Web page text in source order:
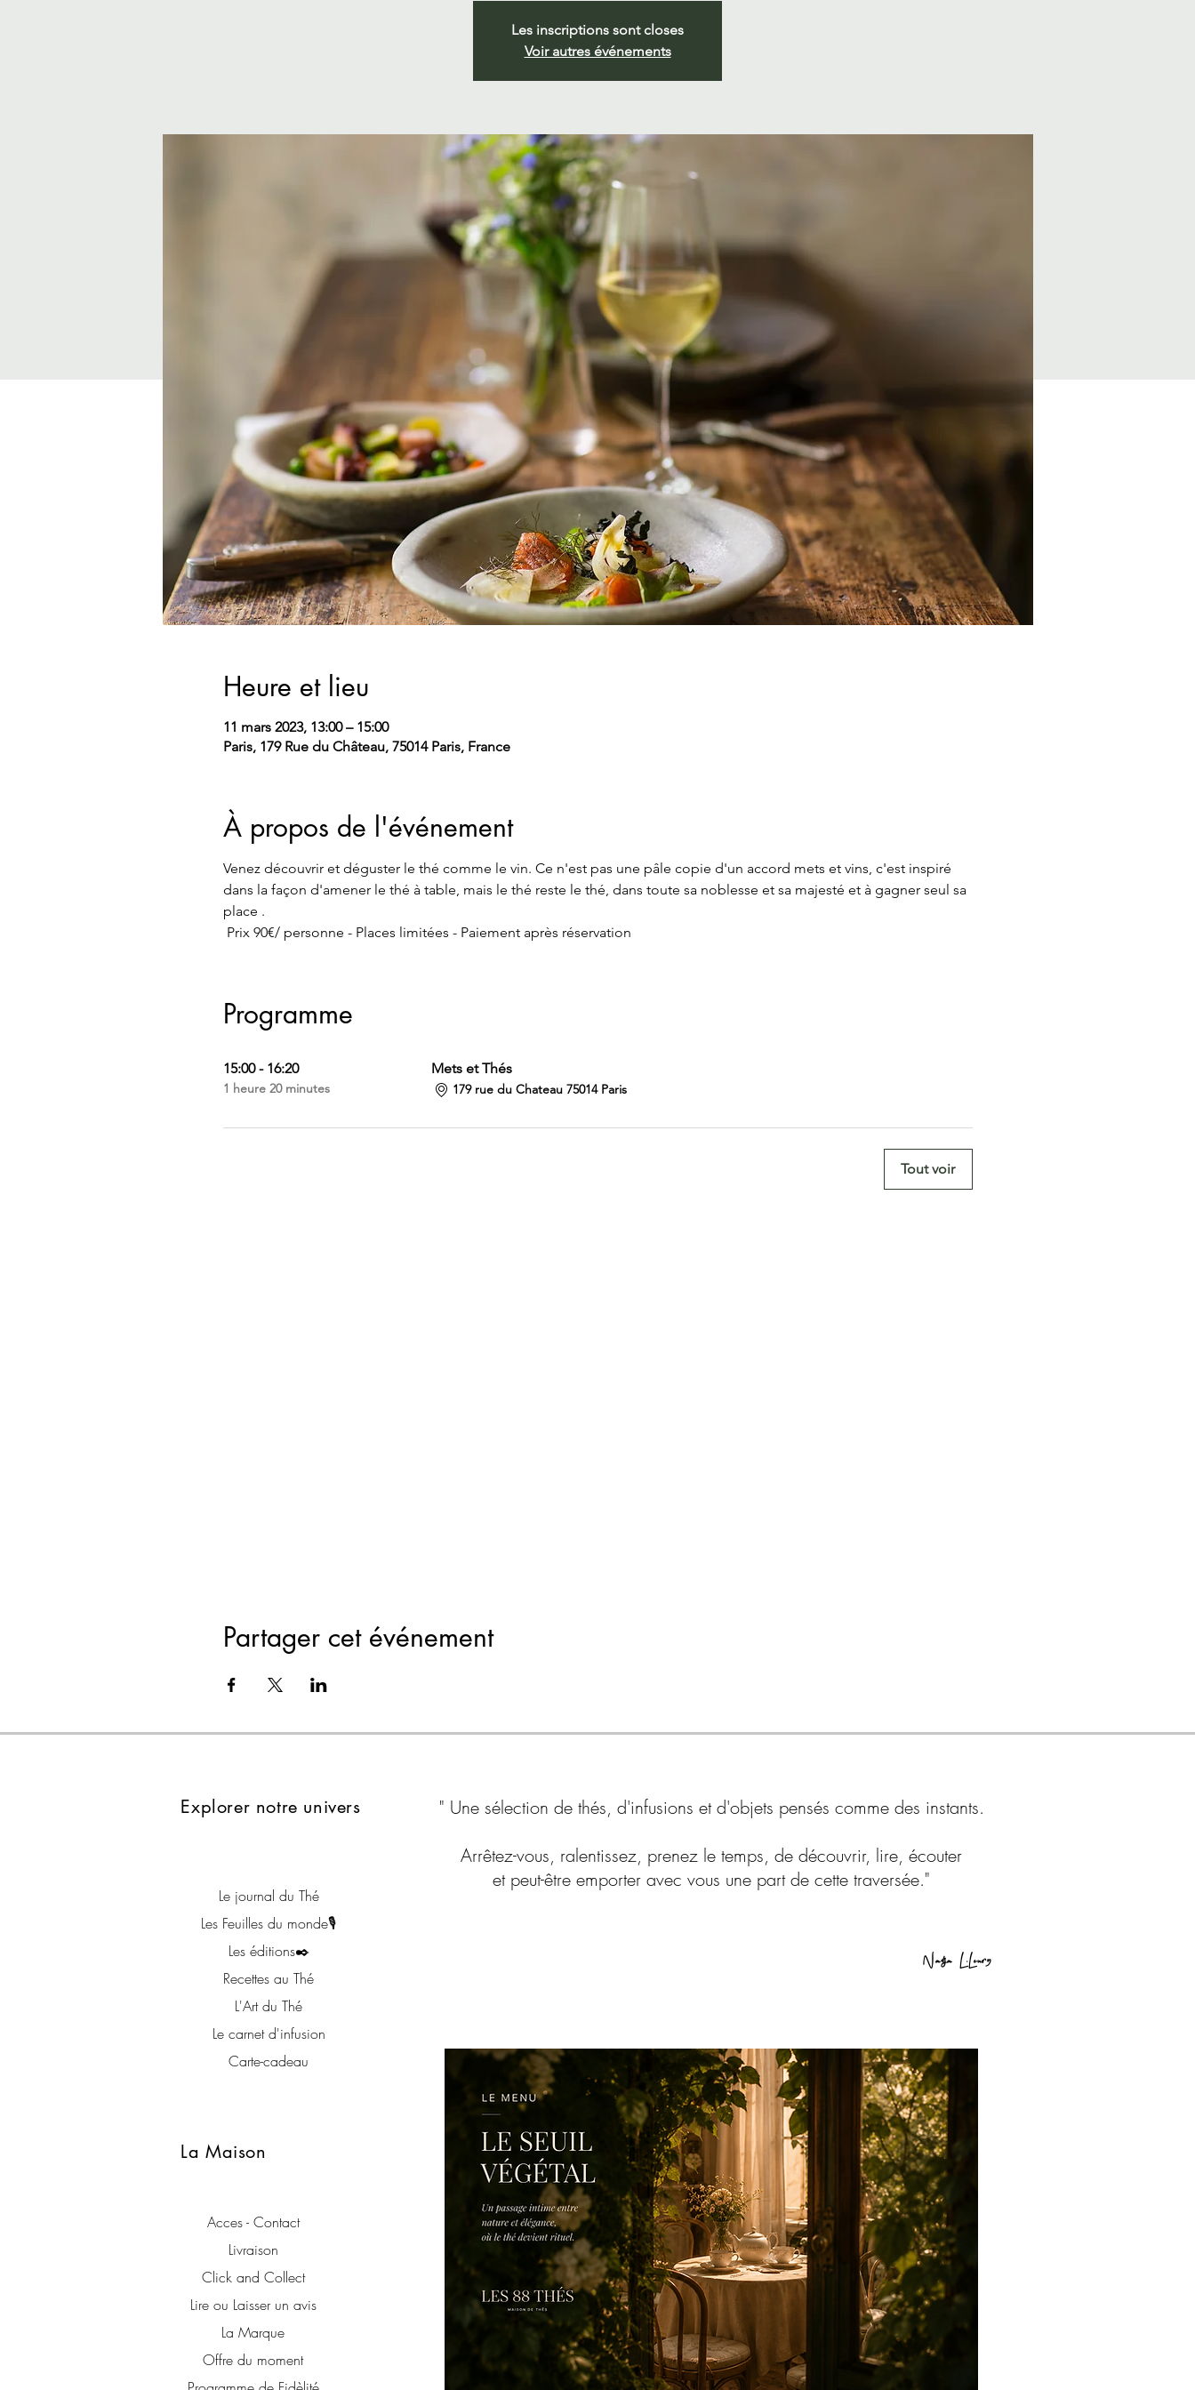
Les inscriptions sont closes
Voir autres événements
Heure et lieu
11 mars 2023, 13:00 – 15:00
Paris, 179 Rue du Château, 75014 Paris, France
À propos de l'événement
Venez découvrir et déguster le thé comme le vin. Ce n'est pas une pâle copie d'un accord mets et vins, c'est inspiré
dans la façon d'amener le thé à table, mais le thé reste le thé, dans toute sa noblesse et sa majesté et à gagner seul sa
place .
Prix 90€/ personne - Places limitées - Paiement après réservation
Programme
15:00 - 16:20
1 heure 20 minutes
Mets et Thés
179 rue du Chateau 75014 Paris
Tout voir
Partager cet événement
Explorer notre univers
Le journal du Thé
Les Feuilles du monde🎙
Les éditions✒️
Recettes au Thé
L'Art du Thé
Le carnet d'infusion
Carte-cadeau
La Maison
Acces - Contact
Livraison
Click and Collect
Lire ou Laisser un avis
La Marque
Offre du moment
" Une sélection de thés, d'infusions et d'objets pensés comme des instants.
Arrêtez-vous, ralentissez, prenez le temps, de découvrir, lire, écouter
et peut-être emporter avec vous une part de cette traversée."
Nadja L.Leury